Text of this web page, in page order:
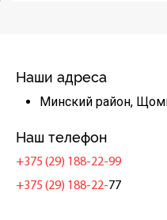
Наши адреса
Минский район,
Наш телефон
+375 (29) 188-22-99
+375 (29) 188-22-77